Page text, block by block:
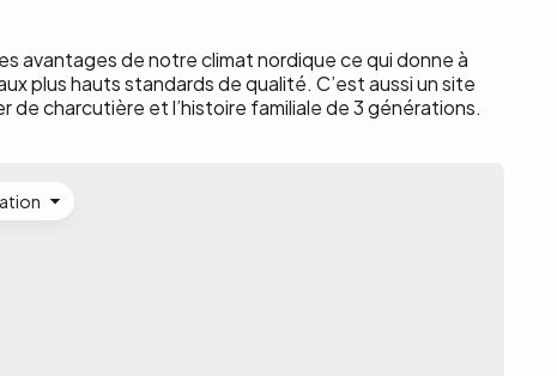
avantages de notre climat nordique ce qui donne à
plus hauts standards de qualité. C’est aussi un site
de charcutière et l’histoire familiale de 3 générations.